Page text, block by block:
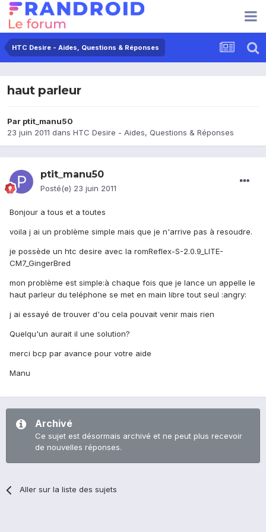
HTC Desire - Aides, Questions & Réponses
haut parleur
Par ptit_manu50
23 juin 2011 dans HTC Desire - Aides, Questions & Réponses
ptit_manu50
Posté(e) 23 juin 2011
Bonjour a tous et a toutes
voila j ai un problème simple mais que je n'arrive pas à resoudre.
je possède un htc desire avec la romReflex-S-2.0.9_LITE-
CM7_GingerBred
mon problème est simple:à chaque fois que je lance un appelle le
haut parleur du teléphone se met en main libre tout seul :angry:
j ai essayé de trouver d'ou cela pouvait venir mais rien
Quelqu'un aurait il une solution?
merci bcp par avance pour votre aide
Manu
Archivé
Ce sujet est désormais archivé et ne peut plus recevoir
de nouvelles réponses.
Aller sur la liste des sujets